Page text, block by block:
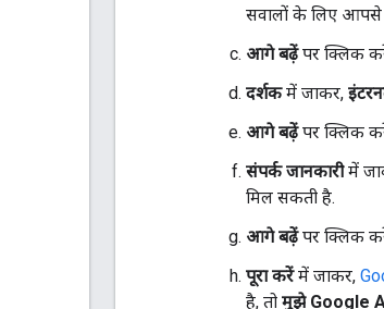
सवालों के लिए
आगे बढ़ेंपर क्लिक
दर्शकमें जाकर,
आगे बढ़ेंपर क्लिक
संपर्क जानकारीमें
मिल सकती है.
आगे बढ़ेंपर क्लिक
पूरा करेंमें जाकर,
है, तो मुझे Google